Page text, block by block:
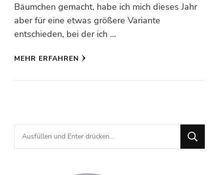
Bäumchen gemacht, habe ich mich dieses Jahr
aber für eine etwas größere Variante
entschieden, bei der ich …
MEHR ERFAHREN
Suchst
du